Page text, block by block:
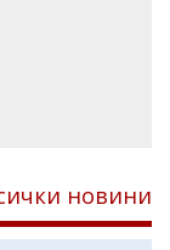
новини